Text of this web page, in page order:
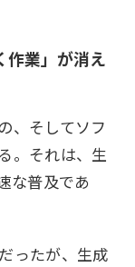
作業」が消え
、そしてソフ
。それは、生
な普及であ
ったが、生成